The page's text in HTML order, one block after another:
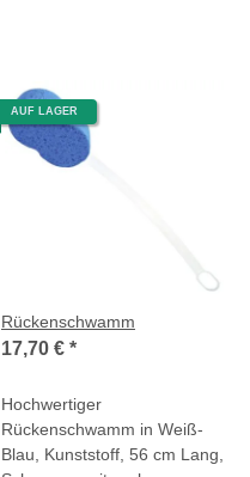
AUF LAGER
Rückenschwamm
17,70 € *
Hochwertiger
Rückenschwamm in Weiß-
Blau, Kunststoff, 56 cm Lang,